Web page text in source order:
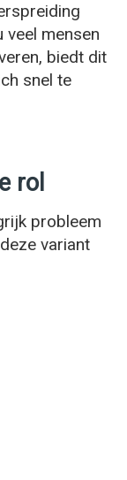
veel mensen
biedt dit
snel te
rol
probleem
variant